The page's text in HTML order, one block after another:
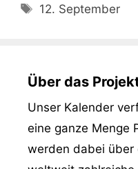
Schlagwörter
12. September
Über das
Unser Kalender
eine ganze Menge
werden dabei über